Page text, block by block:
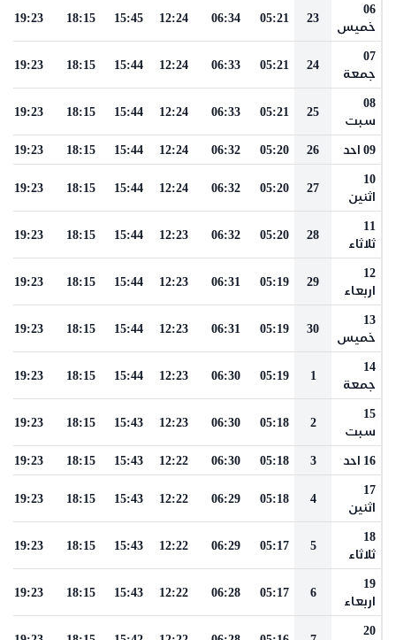
06
خميس
23
05:21
06:34
12:24
15:45
18:15
19:23
07
جمعة
24
05:21
06:33
12:24
15:44
18:15
19:23
08
سبت
25
05:21
06:33
12:24
15:44
18:15
19:23
09 احد 26
05:20
06:32
12:24
15:44
18:15
19:23
10
اثنين
27
05:20
06:32
12:24
15:44
18:15
19:23
11
ثلاثاء
28
05:20
06:32
12:23
15:44
18:15
19:23
12
اربعاء
29
05:19
06:31
12:23
15:44
18:15
19:23
13
خميس
30
05:19
06:31
12:23
15:44
18:15
19:23
14
جمعة
1
05:19
06:30
12:23
15:44
18:15
19:23
15
سبت
2
05:18
06:30
12:23
15:43
18:15
19:23
16 احد 3
05:18
06:30
12:22
15:43
18:15
19:23
17
اثنين
4
05:18
06:29
12:22
15:43
18:15
19:23
18
ثلاثاء
5
05:17
06:29
12:22
15:43
18:15
19:23
19
اربعاء
6
05:17
06:28
12:22
15:43
18:15
19:23
20